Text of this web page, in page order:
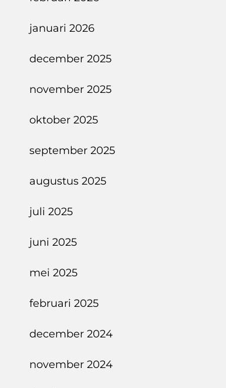
januari 2026
december 2025
november 2025
oktober 2025
september 2025
augustus 2025
juli 2025
juni 2025
mei 2025
februari 2025
december 2024
november 2024